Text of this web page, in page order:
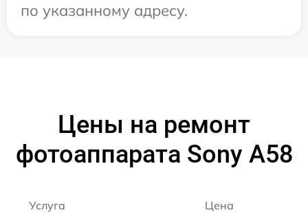
по указанному адресу.
Цены на ремонт
фотоаппарата Sony A58
Услуга Цена